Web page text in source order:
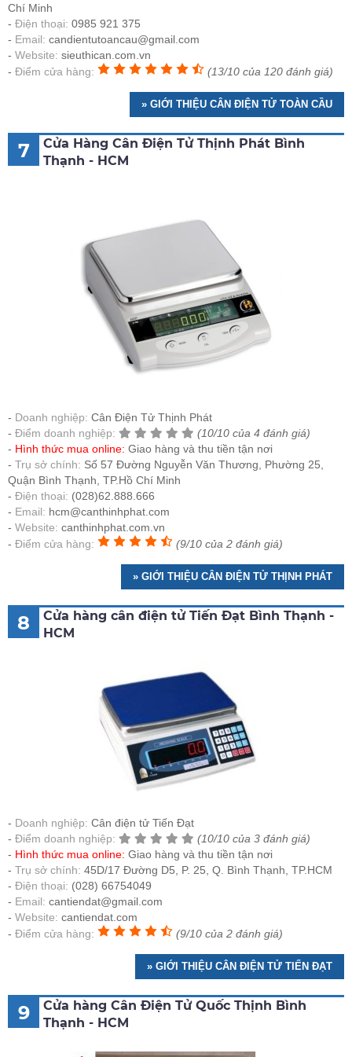
Chí Minh
Điện thoại: 0985 921 375
Email: candientutoancau@gmail.com
Website: sieuthican.com.vn
Điểm cửa hàng:
(13/10 của 120 đánh giá)
» GIỚI THIỆU CÂN ĐIỆN TỬ TOÀN CẦU
7
Cửa Hàng Cân Điện Tử Thịnh Phát Bình
Thạnh - HCM
Doanh nghiệp: Cân Điện Tử Thịnh Phát
Điểm doanh nghiệp:
(10/10 của 4 đánh giá)
Hình thức mua online: Giao hàng và thu tiền tận nơi
Trụ sở chính: Số 57 Đường Nguyễn Văn Thương, Phường 25,
Quận Bình Thạnh, TP.Hồ Chí Minh
Điện thoại: (028)62.888.666
Email: hcm@canthinhphat.com
Website: canthinhphat.com.vn
Điểm cửa hàng:
(9/10 của 2 đánh giá)
» GIỚI THIỆU CÂN ĐIỆN TỬ THỊNH PHÁT
8
Cửa hàng cân điện tử Tiến Đạt Bình Thạnh -
HCM
Doanh nghiệp: Cân điện tử Tiến Đạt
Điểm doanh nghiệp:
(10/10 của 3 đánh giá)
Hình thức mua online: Giao hàng và thu tiền tận nơi
Trụ sở chính: 45D/17 Đường D5, P. 25, Q. Bình Thạnh, TP.HCM
Điện thoại: (028) 66754049
Email: cantiendat@gmail.com
Website: cantiendat.com
Điểm cửa hàng:
(9/10 của 2 đánh giá)
» GIỚI THIỆU CÂN ĐIỆN TỬ TIẾN ĐẠT
9
Cửa hàng Cân Điện Tử Quốc Thịnh Bình
Thạnh - HCM